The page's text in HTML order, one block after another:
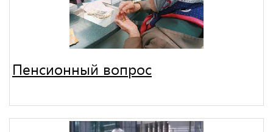
Пенсионный вопрос